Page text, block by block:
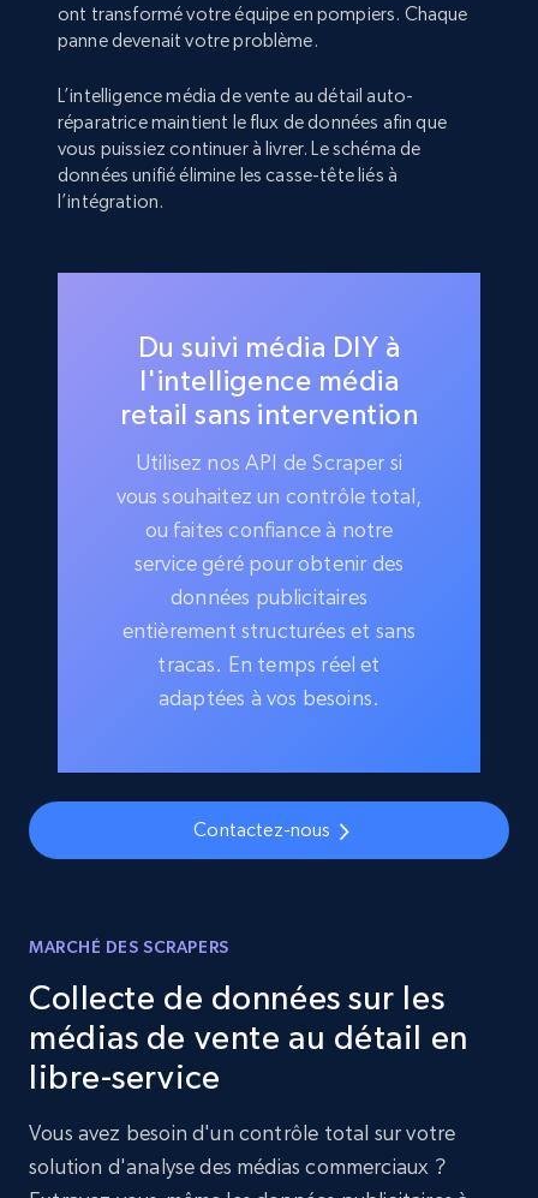
ont transformé votre équipe en pompiers. Chaque
panne devenait votre problème.
L’intelligence média de vente au détail auto-
réparatrice maintient le flux de données afin que
vous puissiez continuer à livrer. Le schéma de
données unifié élimine les casse-tête liés à
l’intégration.
Du suivi média DIY à
l'intelligence média
retail sans intervention
Utilisez nos API de Scraper si
vous souhaitez un contrôle total,
ou faites confiance à notre
service géré pour obtenir des
données publicitaires
entièrement structurées et sans
tracas. En temps réel et
adaptées à vos besoins.
Contactez-nous
MARCHÉ DES SCRAPERS
Collecte de données sur les
médias de vente au détail en
libre-service
Vous avez besoin d'un contrôle total sur votre
solution d'analyse des médias commerciaux ?